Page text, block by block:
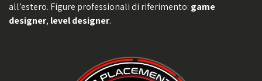
all’estero. Figure professionali di riferimento: game
designer, level designer.